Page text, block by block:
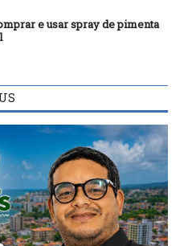
e usar spray de pimenta